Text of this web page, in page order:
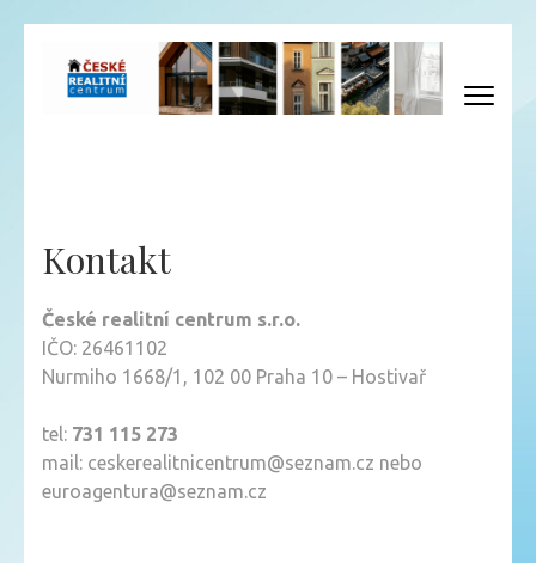
obsah
Kontakt
České realitní centrum s.r.o.
IČO: 26461102
Nurmiho 1668/1, 102 00 Praha 10 – Hostivař
tel: 731 115 273
mail: ceskerealitnicentrum@seznam.cz nebo
euroagentura@seznam.cz